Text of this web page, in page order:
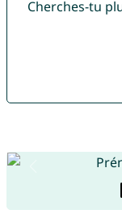
Cherches-tu